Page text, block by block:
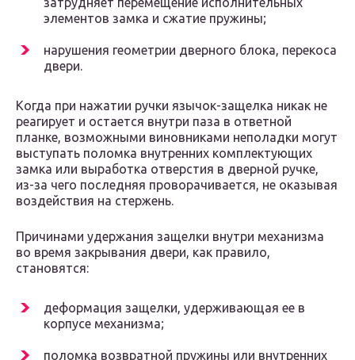
элементов замка и сжатие пружины;
нарушения геометрии дверного блока, перекоса
двери.
Когда при нажатии ручки язычок-защелка никак не
реагирует и остается внутри паза в ответной
планке, возможными виновниками неполадки могут
выступать поломка внутренних комплектующих
замка или выработка отверстия в дверной ручке,
из-за чего последняя проворачивается, не оказывая
воздействия на стержень.
Причинами удержания защелки внутри механизма
во время закрывания двери, как правило,
становятся:
деформация защелки, удерживающая ее в
корпусе механизма;
поломка возвратной пружины или внутренних